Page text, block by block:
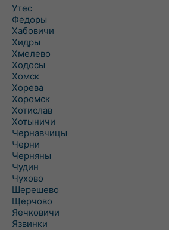
Утес
Федоры
Хабовичи
Хидры
Хмелево
Ходосы
Хомск
Хорева
Хоромск
Хотислав
Хотыничи
Чернавчицы
Черни
Черняны
Чудин
Чухово
Шерешево
Щерчово
Яечковичи
Язвинки